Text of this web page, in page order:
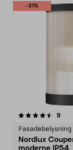
-31%
9
Fasadebelysning
Nordlux
moderne IP54
4.5 av 5